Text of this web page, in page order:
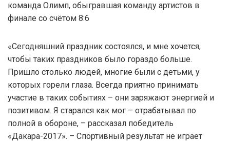
команда Олимп, обыгравшая команду артистов в
финале со счётом 8:6
«Сегодняшний праздник состоялся, и мне хочется,
чтобы таких праздников было гораздо больше.
Пришло столько людей, многие были с детьми, у
которых горели глаза. Всегда приятно принимать
участие в таких событиях – они заряжают энергией и
позитивом. Я старался как мог – отрабатывал по
полной в обороне, – рассказал победитель
«Дакара-2017». – Спортивный результат не играет